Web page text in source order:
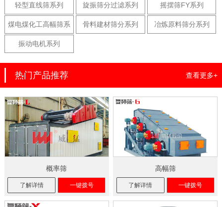
轻型直线筛系列 旋振筛分过滤系列 摇摆筛FY系列
煤电煤化工高幅筛系
列
骨料建材筛分系列 冶炼原料筛分系列
振动电机系列
热门产品推荐 查看更多+
概率筛
了解详情 一键拨号
高幅筛
了解详情 一键拨号